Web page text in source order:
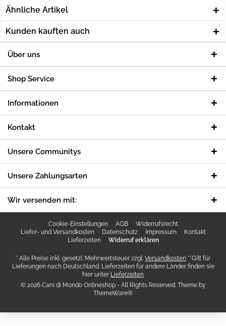
Ähnliche Artikel
Kunden kauften auch
Über uns
Shop Service
Informationen
Kontakt
Unsere Communitys
Unsere Zahlungsarten
Wir versenden mit:
Cookie-Einstellungen AGB
Widerrufsrecht
Liefer- und Versandkosten
Datenschutz Impressum
Kontakt
Lieferzeiten
Widerruf erklären
* Alle Preise inkl. gesetzl. Mehrwertsteuer zzgl. Versandkosten **Gilt für
Lieferungen nach Deutschland. Lieferzeiten für andere Länder finden sie
hier unter Lieferzeiten
© 2026 Cani di Mondo Onlineshop - All Rights Reserved. Theme by
ThemeWare®